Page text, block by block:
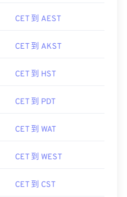
CET 到 AEST
CET 到 AKST
CET 到 HST
CET 到 PDT
CET 到 WAT
CET 到 WEST
CET 到 CST